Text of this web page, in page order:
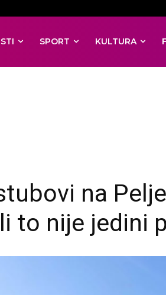
SPORT KULTURA
na
to nije jedini